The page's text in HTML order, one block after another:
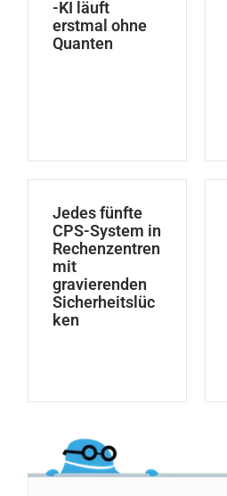
-KI läuft
erstmal ohne
Quanten
Jedes fünfte
CPS-System in
Rechenzentren
mit
gravierenden
Sicherheitslüc
ken